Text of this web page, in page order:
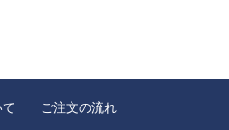
ご注文の流れ